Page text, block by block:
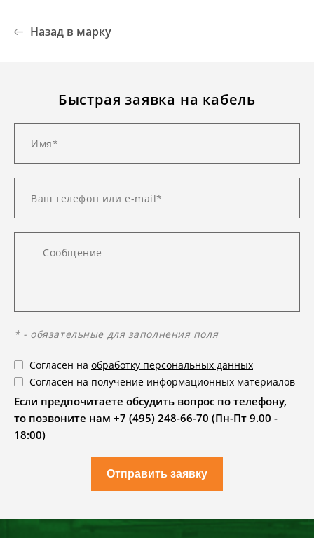
Назад в марку
Быстрая заявка на кабель
* - обязательные для заполнения поля
Согласен на обработку персональных данных
Согласен на получение информационных материалов
Если предпочитаете обсудить вопрос по телефону,
то позвоните нам +7 (495) 248-66-70 (Пн-Пт 9.00 -
18:00)
Отправить заявку